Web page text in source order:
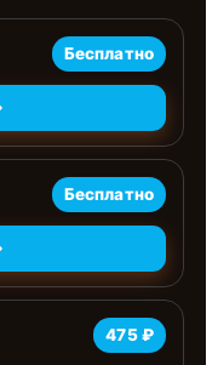
Бесплатно
Бесплатно
475 ₽